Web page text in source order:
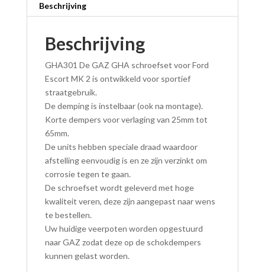
Beschrijving
Beschrijving
GHA301 De GAZ GHA schroefset voor Ford
Escort MK 2 is ontwikkeld voor sportief
straatgebruik.
De demping is instelbaar (ook na montage).
Korte dempers voor verlaging van 25mm tot
65mm.
De units hebben speciale draad waardoor
afstelling eenvoudig is en ze zijn verzinkt om
corrosie tegen te gaan.
De schroefset wordt geleverd met hoge
kwaliteit veren, deze zijn aangepast naar wens
te bestellen.
Uw huidige veerpoten worden opgestuurd
naar GAZ zodat deze op de schokdempers
kunnen gelast worden.